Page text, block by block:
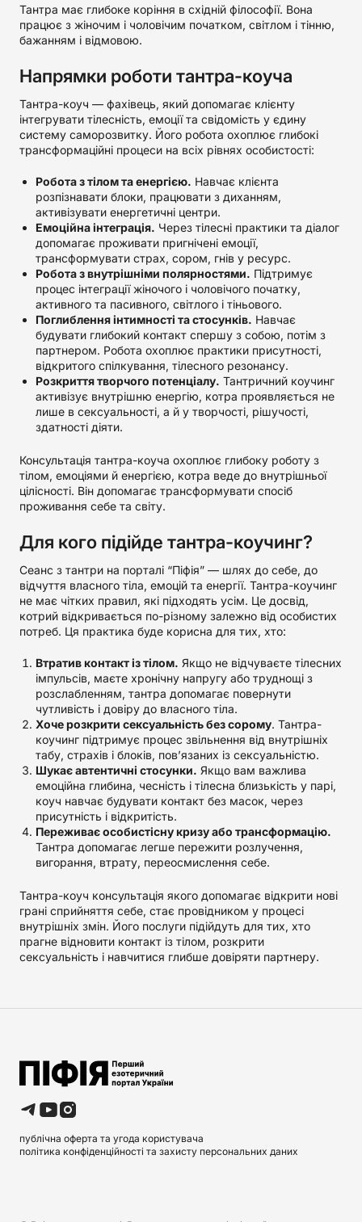
Тантра має глибоке коріння в східній філософії. Вона
працює з жіночим і чоловічим початком, світлом і тінню,
бажанням і відмовою.
Напрямки роботи тантра-коуча
Тантра-коуч — фахівець, який допомагає клієнту
інтегрувати тілесність, емоції та свідомість у єдину
систему саморозвитку. Його робота охоплює глибокі
трансформаційні процеси на всіх рівнях особистості:
Робота з тілом та енергією. Навчає клієнта
розпізнавати блоки, працювати з диханням,
активізувати енергетичні центри.
Емоційна інтеграція. Через тілесні практики та діалог
допомагає проживати пригнічені емоції,
трансформувати страх, сором, гнів у ресурс.
Робота з внутрішніми полярностями. Підтримує
процес інтеграції жіночого і чоловічого початку,
активного та пасивного, світлого і тіньового.
Поглиблення інтимності та стосунків. Навчає
будувати глибокий контакт спершу з собою, потім з
партнером. Робота охоплює практики присутності,
відкритого спілкування, тілесного резонансу.
Розкриття творчого потенціалу. Тантричний коучинг
активізує внутрішню енергію, котра проявляється не
лише в сексуальності, а й у творчості, рішучості,
здатності діяти.
Консультація тантра-коуча охоплює глибоку роботу з
тілом, емоціями й енергією, котра веде до внутрішньої
цілісності. Він допомагає трансформувати спосіб
проживання себе та світу.
Для кого підійде тантра-коучинг?
Сеанс з тантри на порталі “Піфія” — шлях до себе, до
відчуття власного тіла, емоцій та енергії. Тантра-коучинг
не має чітких правил, які підходять усім. Це досвід,
котрий відкривається по-різному залежно від особистих
потреб. Ця практика буде корисна для тих, хто:
Втратив контакт із тілом. Якщо не відчуваєте тілесних
імпульсів, маєте хронічну напругу або труднощі з
розслабленням, тантра допомагає повернути
чутливість і довіру до власного тіла.
Хоче розкрити сексуальність без сорому. Тантра-
коучинг підтримує процес звільнення від внутрішніх
табу, страхів і блоків, пов’язаних із сексуальністю.
Шукає автентичні стосунки. Якщо вам важлива
емоційна глибина, чесність і тілесна близькість у парі,
коуч навчає будувати контакт без масок, через
присутність і відкритість.
Переживає особистісну кризу або трансформацію.
Тантра допомагає легше пережити розлучення,
вигорання, втрату, переосмислення себе.
Тантра-коуч консультація якого допомагає відкрити нові
грані сприйняття себе, стає провідником у процесі
внутрішніх змін. Його послуги підійдуть для тих, хто
прагне відновити контакт із тілом, розкрити
сексуальність і навчитися глибше довіряти партнеру.
публічна оферта та угода користувача
політика конфіденційності та захисту персональних даних